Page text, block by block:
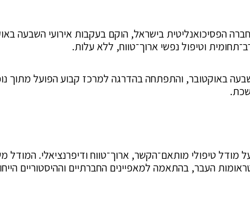
הפסיכואנליטית בישראל, הוקם בעקבות אירועי השבעה
וטיפול נפשי ארוך־טווח, ללא עלות.
באוקטובר, והתפתחה בהדרגה למרכז קבוע הפועל מתוך
טיפולי מותאם־הקשר, ארוך־טווח ודיפרנציאלי. המודל
העבר, בהתאמה למאפיינים החברתיים וההיסטוריים